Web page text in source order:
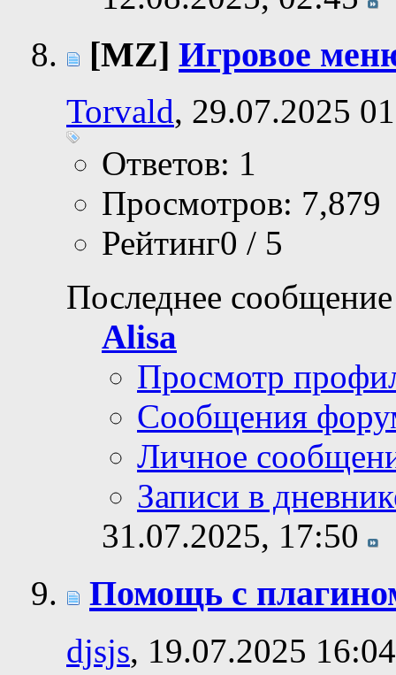
[MZ] Игровое
Torvald, 29.07.2025
Ответов: 1
Просмотров: 7,879
Рейтинг0 / 5
Последнее
Alisa
Просмотр
Сообщения
Личное
Записи в
31.07.2025, 17:50
Помощь с
djsjs, 19.07.2025 16:04